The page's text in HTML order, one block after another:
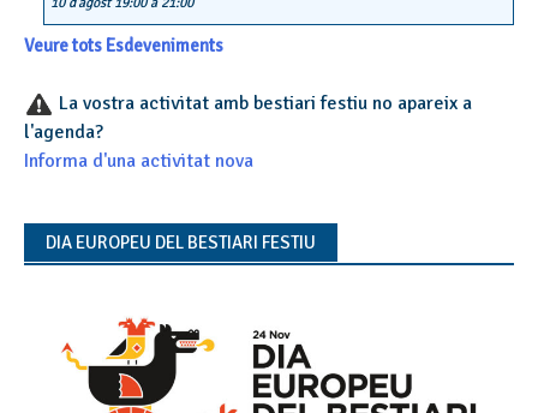
Veure tots Esdeveniments
La vostra activitat amb bestiari festiu no apareix a
l'agenda?
Informa d'una activitat nova
DIA EUROPEU DEL BESTIARI FESTIU